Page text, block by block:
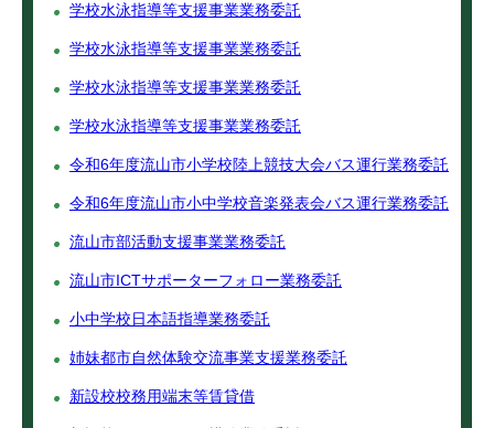
学校水泳指導等支援事業業務委託
学校水泳指導等支援事業業務委託
学校水泳指導等支援事業業務委託
学校水泳指導等支援事業業務委託
令和6年度流山市小学校陸上競技大会バス運行業務委託
令和6年度流山市小中学校音楽発表会バス運行業務委託
流山市部活動支援事業業務委託
流山市ICTサポーターフォロー業務委託
小中学校日本語指導業務委託
姉妹都市自然体験交流事業支援業務委託
新設校校務用端末等賃貸借